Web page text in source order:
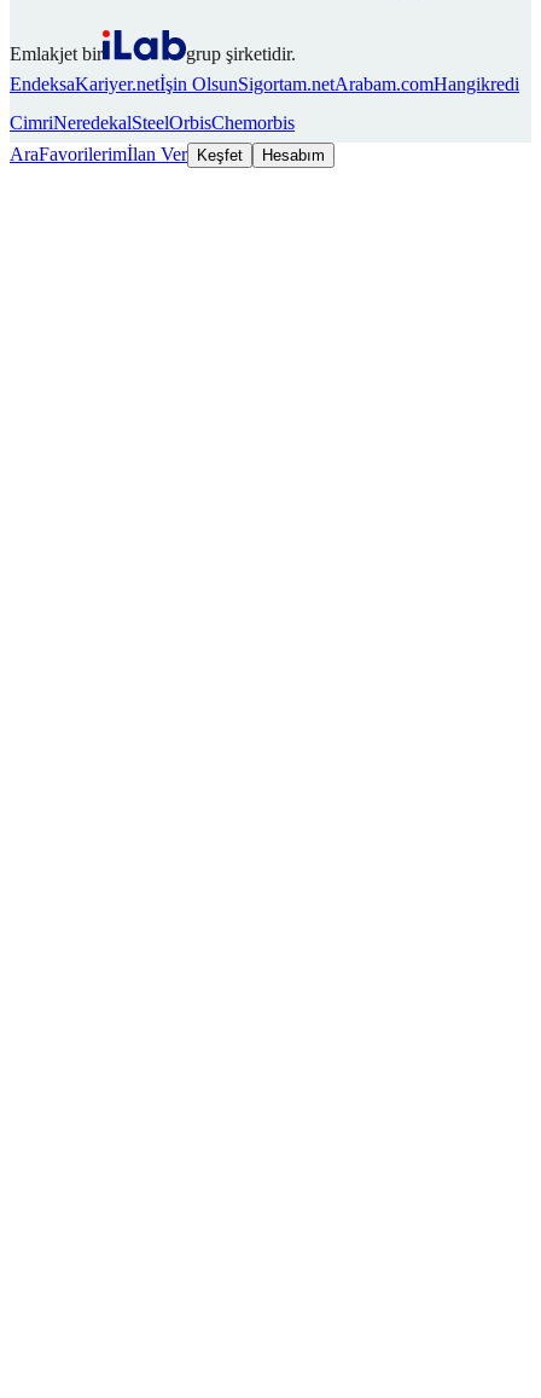
Emlakjet bir
grup şirketidir.
EndeksaKariyer.netİşin OlsunSigortam.netArabam.comHangikredi
CimriNeredekalSteelOrbisChemorbis
AraFavorilerimİlan Ver Keşfet Hesabım